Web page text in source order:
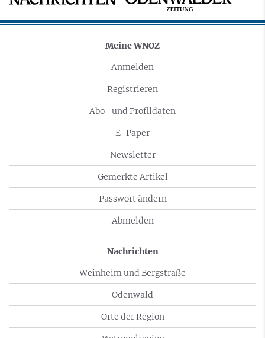
Meine WNOZ
Anmelden
Registrieren
Abo- und Profildaten
E-Paper
Newsletter
Gemerkte Artikel
Passwort ändern
Abmelden
Nachrichten
Weinheim und Bergstraße
Odenwald
Orte der Region